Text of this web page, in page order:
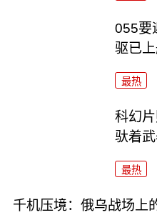
055要
驱已上
最热
科幻
驮着武
最热
千机压境：俄乌战场上